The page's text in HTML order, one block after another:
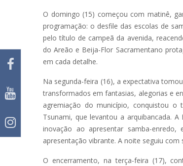
O domingo (15) começou com matinê,
programação: o desfile das escolas de
pelo título de campeã da avenida,
do Areão e Beija-Flor Sacramentano
em cada detalhe.
Na segunda-feira (16), a expectativa
transformados em fantasias, alegorias e
agremiação do município, conquistou
Tsunami, que levantou a arquibancada.
inovação ao apresentar samba-
apresentação vibrante. A noite seguiu
O encerramento, na terça-feira (17),